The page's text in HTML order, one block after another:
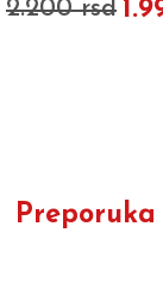
2.200 rsd